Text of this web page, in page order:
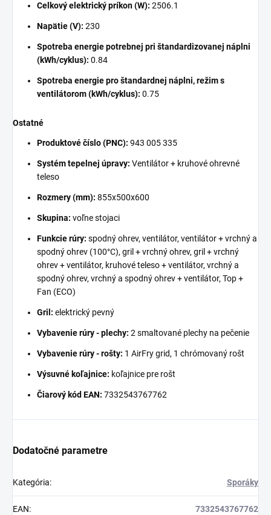
Celkový elektrický príkon (W): 2506.1
Napätie (V): 230
Spotreba energie potrebnej pri štandardizovanej náplni
(kWh/cyklus): 0.84
Spotreba energie pro štandardnej náplni, režim s
ventilátorom (kWh/cyklus): 0.75
Ostatné
Produktové číslo (PNC): 943 005 335
Systém tepelnej úpravy: Ventilátor + kruhové ohrevné
teleso
Rozmery (mm): 855x500x600
Skupina: voľne stojaci
Funkcie rúry: spodný ohrev, ventilátor, ventilátor + vrchný a
spodný ohrev (100°C), gril + vrchný ohrev, gril + vrchný
ohrev + ventilátor, kruhové teleso + ventilátor, vrchný a
spodný ohrev, vrchný a spodný ohrev + ventilátor, Top +
Fan (ECO)
Gril: elektrický pevný
Vybavenie rúry - plechy: 2 smaltované plechy na pečenie
Vybavenie rúry - rošty: 1 AirFry grid, 1 chrómovaný rošt
Výsuvné koľajnice: koľajnice pre rošt
Čiarový kód EAN: 7332543767762
Dodatočné parametre
Kategória: Sporáky
EAN: 7332543767762